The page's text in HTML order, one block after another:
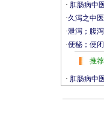
· 肛肠病中
·久泻之中
·泄泻；腹泻
·便秘；便闭
推
· 肛肠病中